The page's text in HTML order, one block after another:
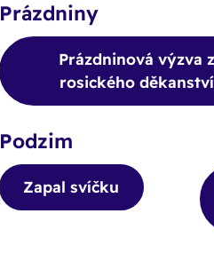
Prázdniny
Prázdninová výzva z
rosického děkanství
Podzim
Zapal svíčku